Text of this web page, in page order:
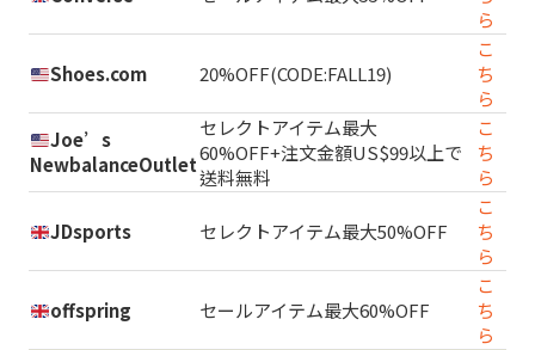
ら
Shoes.com 20%OFF(CODE:FALL19)
こ
ち
ら
Joe’s
NewbalanceOutlet
セレクトアイテム最大
60%OFF+注文金額US$99以上で
送料無料
こ
ち
ら
JDsports セレクトアイテム最大50%OFF
こ
ち
ら
offspring セールアイテム最大60%OFF
こ
ち
ら